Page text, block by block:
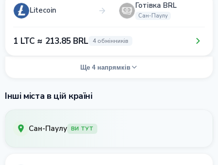
Litecoin Готівка BRL
Сан-Паулу
1 LTC ≈ 213.85 BRL 4 обмінників
Ще 4 напрямків
Інші міста в цій країні
Сан-Паулу ВИ ТУТ